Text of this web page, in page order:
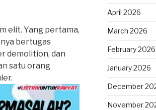
elit. Yang pertama,
bertugas
demolition, dan
satu orang
April 2026
March 2026
February 2026
January 2026
December
November